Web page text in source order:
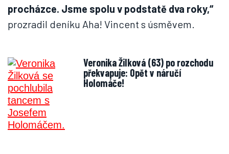
procházce. Jsme spolu v podstatě dva roky,“
prozradil deníku Aha! Vincent s úsměvem.
Veronika Žilková (63) po rozchodu
překvapuje: Opět v náručí
Holomáče!